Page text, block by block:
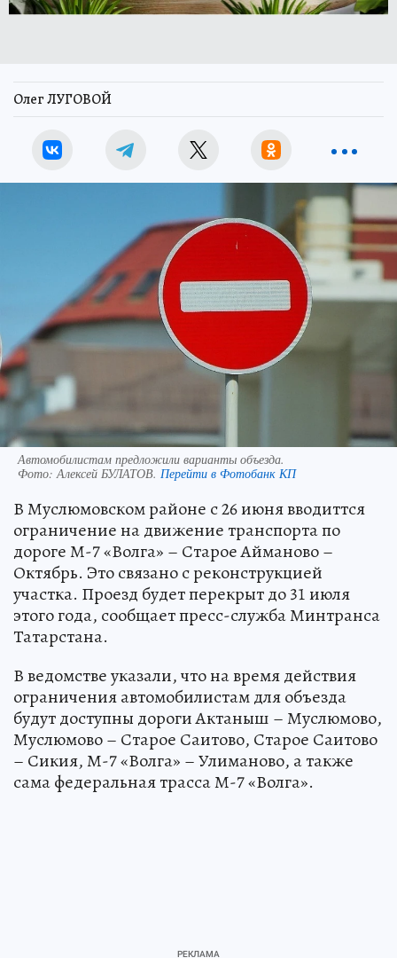
Олег ЛУГОВОЙ
Автомобилистам предложили варианты объезда.
Фото: Алексей БУЛАТОВ. Перейти в Фотобанк КП
В Муслюмовском районе с 26 июня вводиттся
ограничение на движение транспорта по
дороге М-7 «Волга» – Старое Айманово –
Октябрь. Это связано с реконструкцией
участка. Проезд будет перекрыт до 31 июля
этого года, сообщает пресс-служба Минтранса
Татарстана.
В ведомстве указали, что на время действия
ограничения автомобилистам для объезда
будут доступны дороги Актаныш – Муслюмово,
Муслюмово – Старое Саитово, Старое Саитово
– Сикия, М-7 «Волга» – Улиманово, а также
сама федеральная трасса М-7 «Волга».